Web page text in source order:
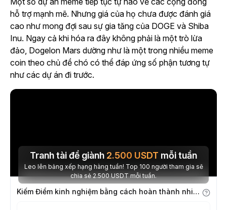
hỗ trợ mạnh mẽ. Nhưng giá của họ chưa được đánh giá
cao như mong đợi sau sự gia tăng của DOGE và Shiba
Inu. Ngay cả khi hóa ra đây không phải là một trò lừa
đảo, Dogelon Mars dường như là một trong nhiều meme
coin theo chủ đề chó có thể đáp ứng số phận tương tự
như các dự án đi trước.
Tranh tài để giành 2.500 USDT mỗi tuần
Leo lên bảng xếp hạng hàng tuần! Top 100 người tham gia sẽ
chia sẻ 2.500 USDT mỗi tuần.
Kiếm Điểm kinh nghiệm bằng cách hoàn thành nhiệm vụ